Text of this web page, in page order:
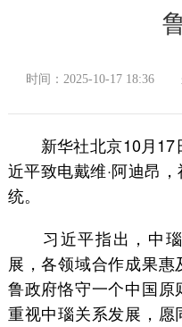
时间：2025-10-17 18:36
新华社北京10月17
近平致电戴维·阿迪昂
统。
习近平指出，中瑙
展，各领域合作成果
鲁政府恪守一个中国
重视中瑙关系发展，